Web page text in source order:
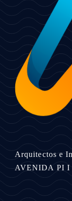
Arquitectos e
AVENIDA PI